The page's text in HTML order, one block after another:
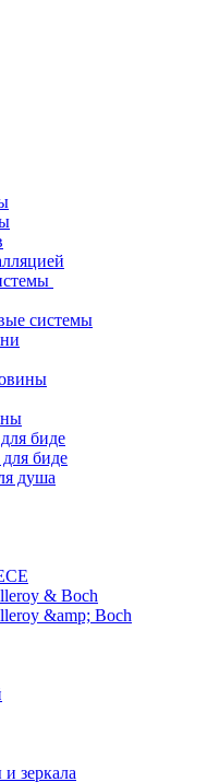
системы
биде
биде
душа
& Boch
&amp; Boch
зеркала